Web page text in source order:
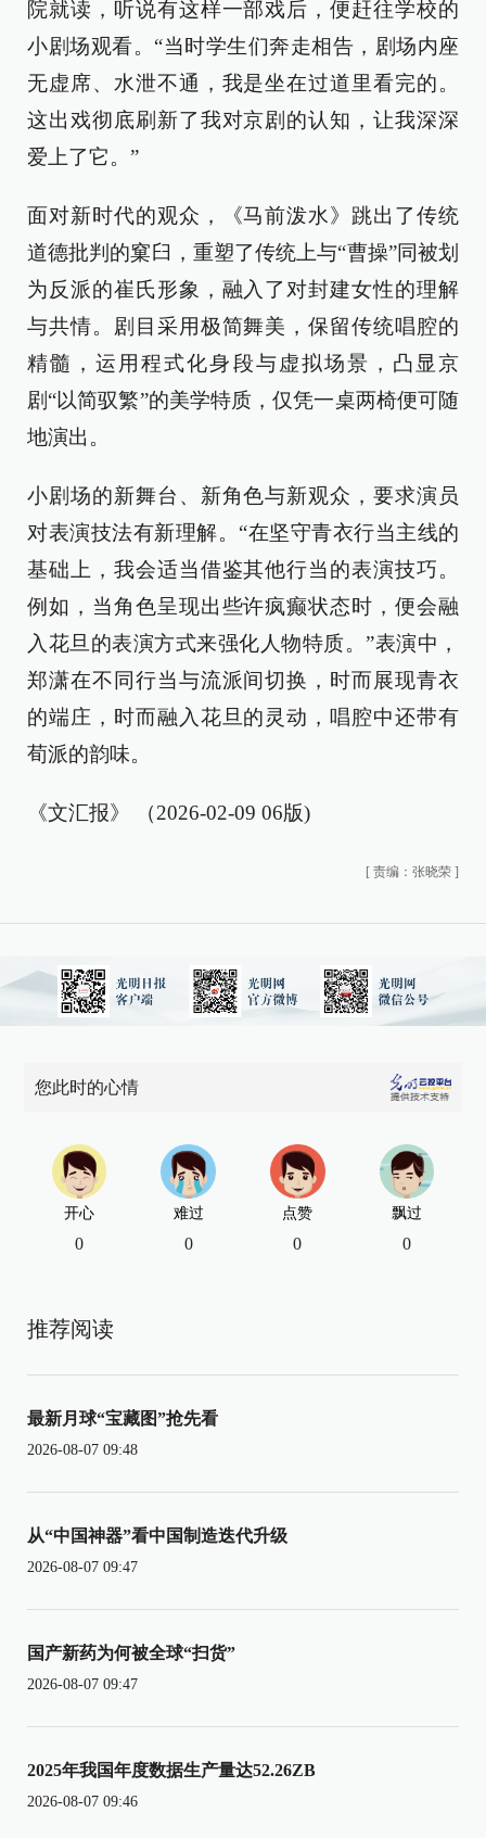
院就读，听说有这样一部戏后，便赶往学校的
小剧场观看。“当时学生们奔走相告，剧场内座
无虚席、水泄不通，我是坐在过道里看完的。
这出戏彻底刷新了我对京剧的认知，让我深深
爱上了它。”
面对新时代的观众，《马前泼水》跳出了传统
道德批判的窠臼，重塑了传统上与“曹操”同被划
为反派的崔氏形象，融入了对封建女性的理解
与共情。剧目采用极简舞美，保留传统唱腔的
精髓，运用程式化身段与虚拟场景，凸显京
剧“以简驭繁”的美学特质，仅凭一桌两椅便可随
地演出。
小剧场的新舞台、新角色与新观众，要求演员
对表演技法有新理解。“在坚守青衣行当主线的
基础上，我会适当借鉴其他行当的表演技巧。
例如，当角色呈现出些许疯癫状态时，便会融
入花旦的表演方式来强化人物特质。”表演中，
郑潇在不同行当与流派间切换，时而展现青衣
的端庄，时而融入花旦的灵动，唱腔中还带有
荀派的韵味。
《文汇报》 （2026-02-09 06版)
[ 责编：张晓荣 ]
您此时的心情
开心
0
难过
0
点赞
0
飘过
0
推荐阅读
最新月球“宝藏图”抢先看
2026-08-07 09:48
从“中国神器”看中国制造迭代升级
2026-08-07 09:47
国产新药为何被全球“扫货”
2026-08-07 09:47
2025年我国年度数据生产量达52.26ZB
2026-08-07 09:46